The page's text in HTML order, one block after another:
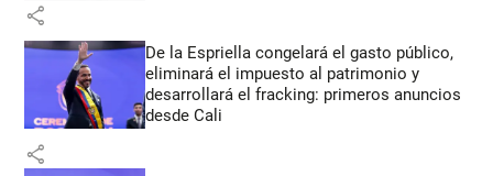
share
De la Espriella congelará el gasto público,
eliminará el impuesto al patrimonio y
desarrollará el fracking: primeros anuncios
desde Cali
share